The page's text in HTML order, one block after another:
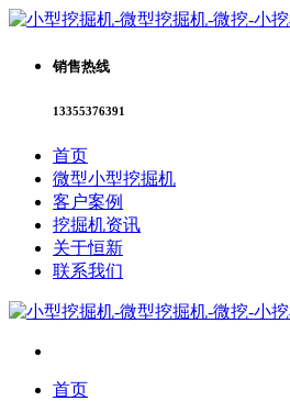
销售热线
13355376391
首页
微型小型挖掘机
客户案例
挖掘机资讯
关于恒新
联系我们
首页